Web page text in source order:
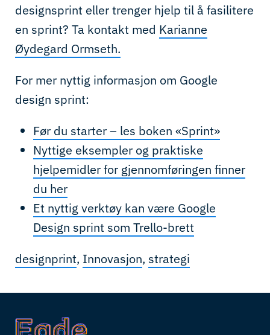
designsprint eller trenger hjelp til å fasilitere
en sprint? Ta kontakt med Karianne
Øydegard Ormseth.
For mer nyttig informasjon om Google
design sprint:
Før du starter – les boken «Sprint»
Nyttige eksempler og praktiske
hjelpemidler for gjennomføringen finner
du her
Et nyttig verktøy kan være Google
Design sprint som Trello-brett
designprint, Innovasjon, strategi